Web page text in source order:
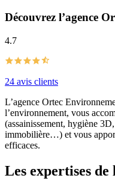
Découvrez l’agence
4.7
24 avis clients
L’agence Ortec
l’environnement, vous
(assainissement, hygiène
immobilière…) et vous
efficaces.
Les expertises de